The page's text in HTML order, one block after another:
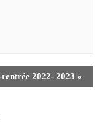
2022- 2023 »